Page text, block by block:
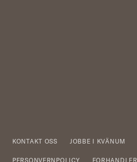
KONTAKT OSS JOBBE I KVÄNUM
PERSONVERNPOLICY FORHANDLER